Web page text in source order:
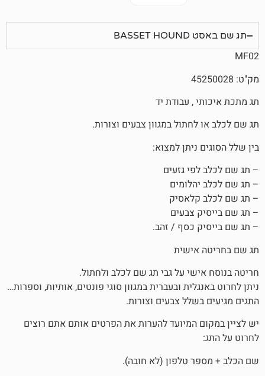
, עבודת יד
במגוון צבעים וצורות.
למצוא:
גזעים
צבעים
כסף / זהב.
על גבי תג שם לכלב ולחתול.
ובעברית במגוון סוגי פונטים, אותיות, וספרות…
צבעים וצורות.
המיועד להערות את הפרטים אותם אתם רוצים
טלפון (לא חובה).